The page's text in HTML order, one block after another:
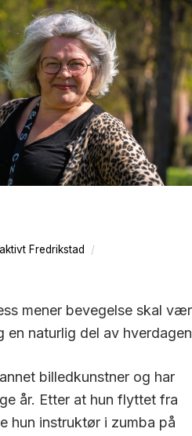
Fredrikstad
mener bevegelse skal
naturlig del av
billedkunstner og har
år. Etter at hun flyttet fra
hun instruktør i zumba på